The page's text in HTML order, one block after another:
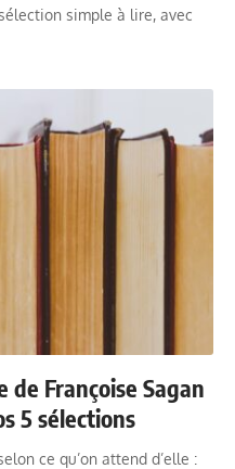
simple à lire, avec
Françoise Sagan
5 sélections
ce qu’on attend d’elle :